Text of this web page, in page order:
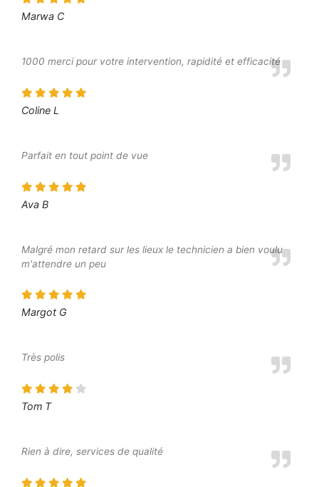
Marwa C
1000 merci pour votre intervention, rapidité et efficacité
Coline L
Parfait en tout point de vue
Ava B
Malgré mon retard sur les lieux le technicien a bien voulu
m'attendre un peu
Margot G
Très polis
Tom T
Rien à dire, services de qualité